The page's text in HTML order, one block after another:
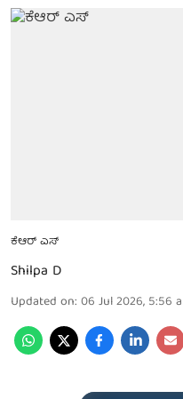
ಕೆಆರ್ ಎಸ್
Shilpa D
Updated on: 06 Jul 2026, 5:56